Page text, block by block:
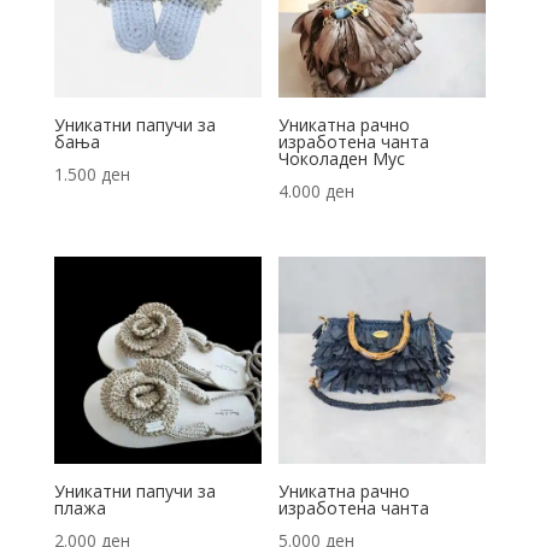
Уникатни папучи за
бања
1.500 ден
Уникатна рачно
изработена чанта
Чоколаден Мус
4.000ден
Уникатни папучи за
плажа
2.000 ден
Уникатна рачно
изработена чанта
5.000ден